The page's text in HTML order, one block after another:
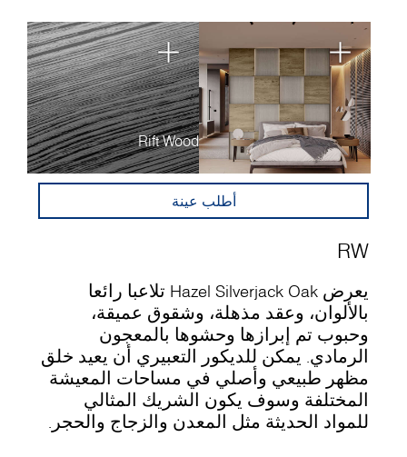
Rift Wood
RW
أطلب عينة
يعرض Hazel Silverjack Oak تلاعبا رائعا
بالألوان، وعقد مذهلة، وشقوق عميقة،
وحبوب تم إبرازها وحشوها بالمعجون
الرمادي. يمكن للديكور التعبيري أن يعيد خلق
مظهر طبيعي وأصلي في مساحات المعيشة
المختلفة وسوف يكون الشريك المثالي
للمواد الحديثة مثل المعدن والزجاج والحجر.